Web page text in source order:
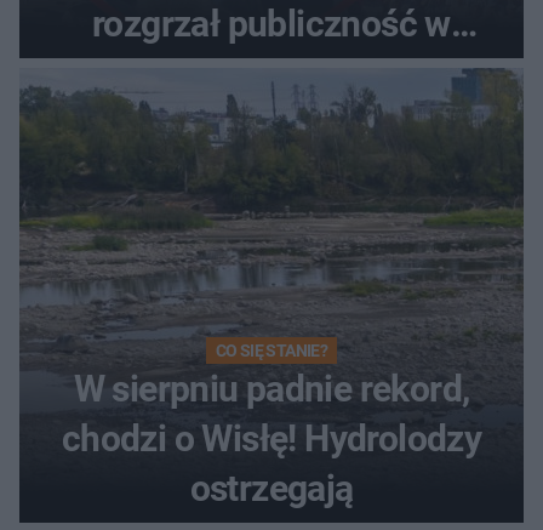
rozgrzał publiczność w
Toruniu
CO SIĘ STANIE?
W sierpniu padnie rekord,
chodzi o Wisłę! Hydrolodzy
ostrzegają